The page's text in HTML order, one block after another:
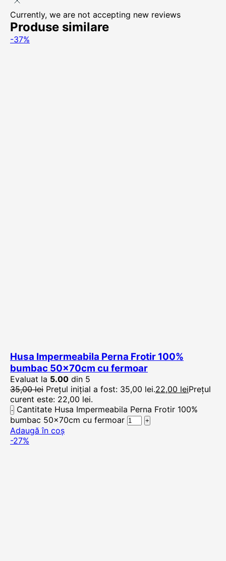
Currently, we are not accepting new reviews
Produse similare
-37%
Husa Impermeabila Perna Frotir 100%
bumbac 50x70cm cu fermoar
Evaluat la 5.00 din 5
35,00lei Prețul inițial a fost: 35,00 lei.22,00 leiPrețul
curent este: 22,00 lei.
Cantitate Husa Impermeabila Perna Frotir 100%
bumbac 50x70cm cu fermoar
Adaugă în coș
-27%